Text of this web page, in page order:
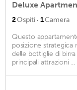
Deluxe
2Ospiti · 1Camera
Questo
posizione strategica
delle bottiglie di
principali attrazioni ...